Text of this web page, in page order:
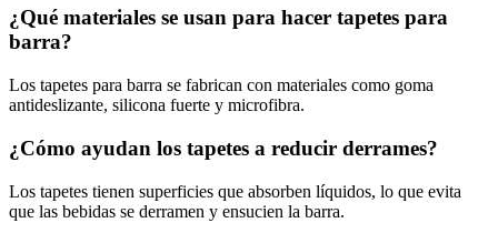
¿Qué materiales se usan para hacer tapetes para
barra?
Los tapetes para barra se fabrican con materiales como goma
antideslizante, silicona fuerte y microfibra.
¿Cómo ayudan los tapetes a reducir derrames?
Los tapetes tienen superficies que absorben líquidos, lo que evita
que las bebidas se derramen y ensucien la barra.